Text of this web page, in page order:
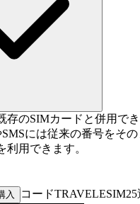
存のSIMカードと併用で
には従来の番号をそ
利用できます。
入 コードTRAVELESIM25